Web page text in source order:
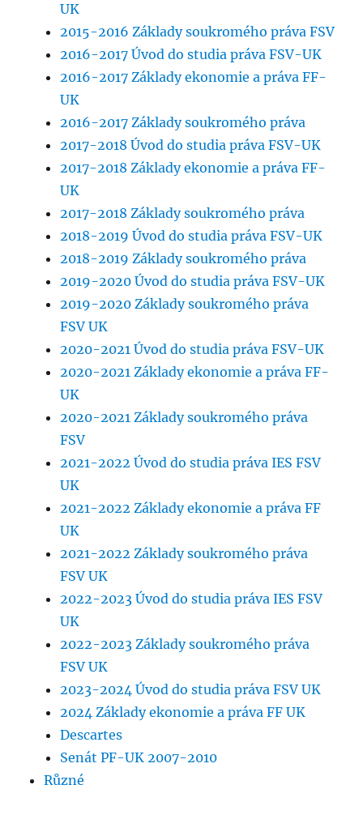
UK
2015-2016 Základy soukromého práva FSV
2016-2017 Úvod do studia práva FSV-UK
2016-2017 Základy ekonomie a práva FF-
UK
2016-2017 Základy soukromého práva
2017-2018 Úvod do studia práva FSV-UK
2017-2018 Základy ekonomie a práva FF-
UK
2017-2018 Základy soukromého práva
2018-2019 Úvod do studia práva FSV-UK
2018-2019 Základy soukromého práva
2019-2020 Úvod do studia práva FSV-UK
2019-2020 Základy soukromého práva
FSV UK
2020-2021 Úvod do studia práva FSV-UK
2020-2021 Základy ekonomie a práva FF-
UK
2020-2021 Základy soukromého práva
FSV
2021-2022 Úvod do studia práva IES FSV
UK
2021-2022 Základy ekonomie a práva FF
UK
2021-2022 Základy soukromého práva
FSV UK
2022-2023 Úvod do studia práva IES FSV
UK
2022-2023 Základy soukromého práva
FSV UK
2023-2024 Úvod do studia práva FSV UK
2024 Základy ekonomie a práva FF UK
Descartes
Senát PF-UK 2007-2010
Různé